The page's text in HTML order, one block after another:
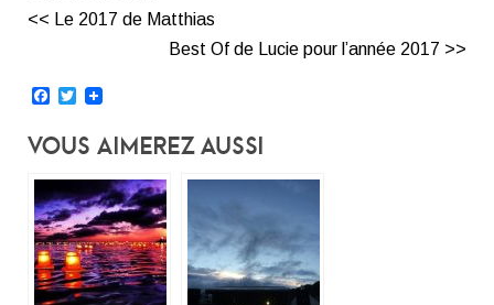
<< Le 2017 de Matthias
Best Of de Lucie pour l’année 2017 >>
Facebook
Twitter
Vous Aimerez Aussi